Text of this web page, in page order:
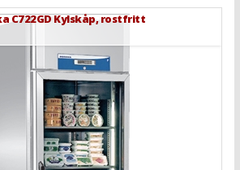
C722GD Kylskåp, rostfritt